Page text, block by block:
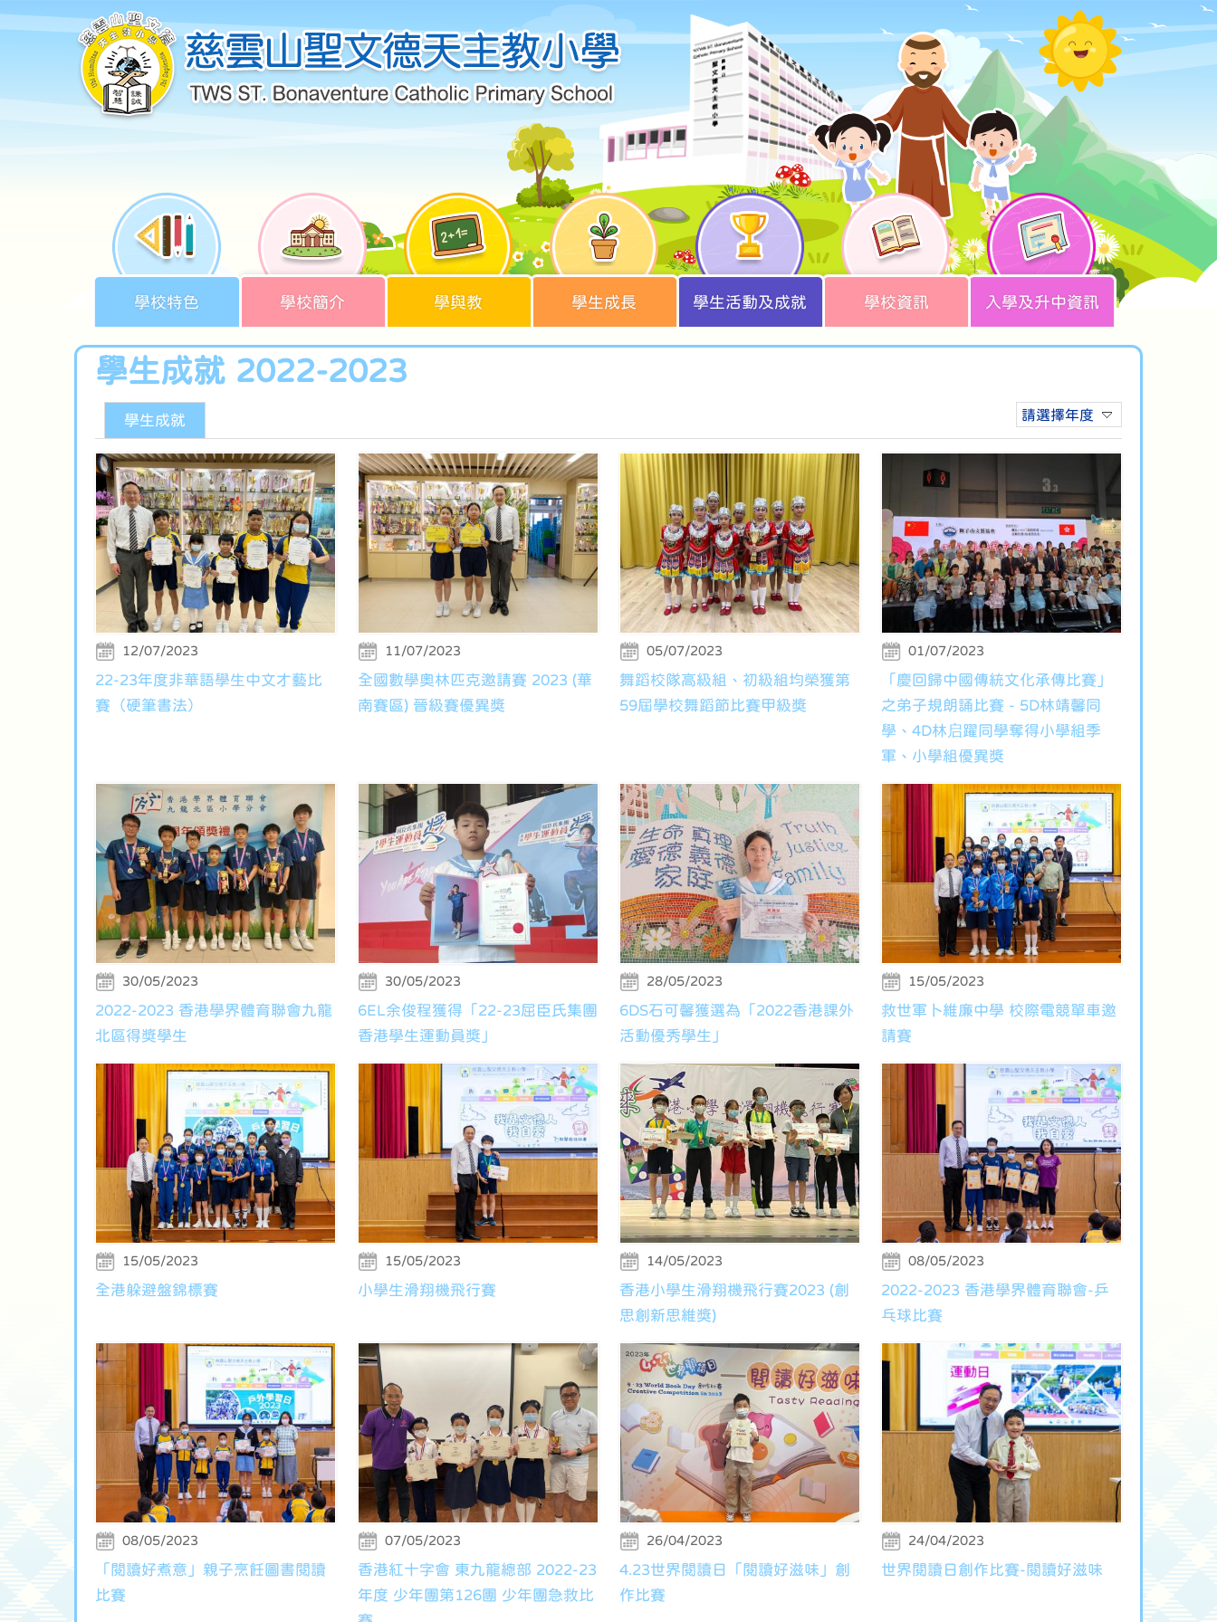
學校特色 學校簡介 學與教 學生成長 學生活動及成就 學校資訊 入學及升中資訊
學生成就 2022-2023
請選擇年度
學生成就
12/07/2023
22-23年度非華語學生中文才藝比
賽（硬筆書法）
11/07/2023
全國數學奧林匹克邀請賽 2023 (華
南賽區) 晉級賽優異獎
05/07/2023
舞蹈校隊高級組、初級組均榮獲第
59屆學校舞蹈節比賽甲級獎
01/07/2023
「慶回歸中國傳統文化承傳比賽」
之弟子規朗誦比賽 - 5D林靖馨同
學、4D林启躍同學奪得小學組季
軍、小學組優異獎
30/05/2023
2022-2023 香港學界體育聯會九龍
北區得獎學生
30/05/2023
6EL余俊程獲得「22-23屈臣氏集團
香港學生運動員獎」
28/05/2023
6DS石可馨獲選為「2022香港課外
活動優秀學生」
15/05/2023
救世軍卜維廉中學 校際電競單車邀
請賽
15/05/2023
全港躲避盤錦標賽
15/05/2023
小學生滑翔機飛行賽
14/05/2023
香港小學生滑翔機飛行賽2023 (創
思創新思維獎)
08/05/2023
2022-2023 香港學界體育聯會-乒
乓球比賽
08/05/2023
「閱讀好煮意」親子烹飪圖書閱讀
比賽
07/05/2023
香港紅十字會 東九龍總部 2022-23
年度 少年團第126團 少年團急救比
26/04/2023
4.23世界閱讀日「閱讀好滋味」創
作比賽
24/04/2023
世界閱讀日創作比賽-閱讀好滋味